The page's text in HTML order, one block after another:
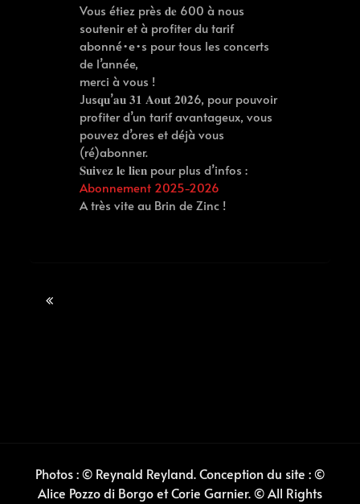
Vous étiez près 𝐝𝐞 600 à nous
soutenir et à profiter du tarif
abonné•e•s pour tous les concerts
de l’année,
merci à vous !
Jus𝐪𝐮’𝐚𝐮 𝟑𝟏 𝐀𝐨𝐮𝐭 𝟐𝟎𝟐6, pour pouvoir
profiter d’un tarif avantageux, vous
pouvez d’ores et déjà vous
(ré)abonner.
𝐒𝐮𝐢𝐯𝐞𝐳 𝐥𝐞 𝐥𝐢𝐞𝐧 pour plus d’infos :
Abonnement 2025-2026
A très vite au Brin de Zinc !
Post
Photos : © Reynald Reyland. Conception du site : ©
Alice Pozzo di Borgo et Corie Garnier. © All Rights